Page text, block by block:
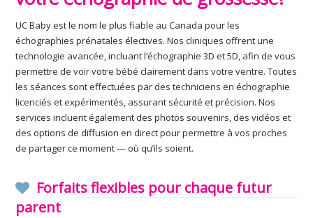
UC Baby est le nom le plus fiable au Canada pour les
échographies prénatales électives. Nos cliniques offrent une
technologie avancée, incluant l’échographie 3D et 5D, afin de vous
permettre de voir votre bébé clairement dans votre ventre. Toutes
les séances sont effectuées par des techniciens en échographie
licenciés et expérimentés, assurant sécurité et précision. Nos
services incluent également des photos souvenirs, des vidéos et
des options de diffusion en direct pour permettre à vos proches
de partager ce moment — où qu’ils soient.
Forfaits flexibles pour chaque futur
parent